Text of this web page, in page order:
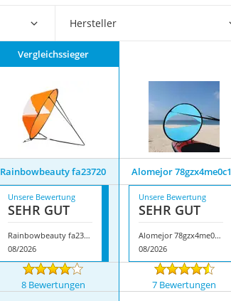
Vibrationsplatte
Wanderschuhe Herren
Sicherheitsweste Reiten
Hersteller
Vergleichssieger
Rainbowbeauty fa23720 Alomejor
Unsere Bewertung
SEHR GUT
Rainbowbeauty fa23720
08/2026
Unsere Bewertung
SEHR GUT
Alomejor 78gzx4me0c11
08/2026
8 Bewertungen 7 Bewertungen